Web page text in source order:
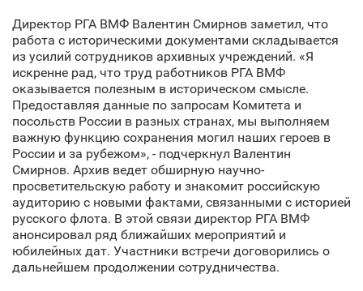
Директор РГА ВМФ Валентин Смирнов заметил, что
работа с историческими документами складывается
из усилий сотрудников архивных учреждений. «Я
искренне рад, что труд работников РГА ВМФ
оказывается полезным в историческом смысле.
Предоставляя данные по запросам Комитета и
посольств России в разных странах, мы выполняем
важную функцию сохранения могил наших героев в
России и за рубежом», - подчеркнул Валентин
Смирнов. Архив ведет обширную научно-
просветительскую работу и знакомит российскую
аудиторию с новыми фактами, связанными с историей
русского флота. В этой связи директор РГА ВМФ
анонсировал ряд ближайших мероприятий и
юбилейных дат. Участники встречи договорились о
дальнейшем продолжении сотрудничества.